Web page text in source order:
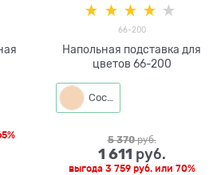
66-200
Напольная подставка для
цветов 66-200
Сосна
5 370 руб.
1 611 руб.
выгода 3 759 руб.или 70%